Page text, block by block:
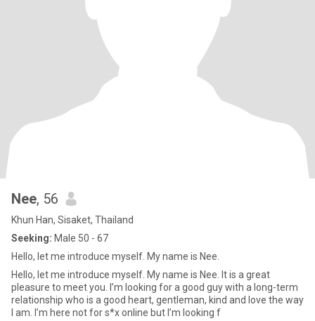
Nee, 56
Khun Han, Sisaket, Thailand
Seeking: Male 50 - 67
Hello, let me introduce myself. My name is Nee.
Hello, let me introduce myself. My name is Nee. It is a great
pleasure to meet you. I’m looking for a good guy with a long-term
relationship who is a good heart, gentleman, kind and love the way
I am. I’m here not for s*x online but I’m looking f